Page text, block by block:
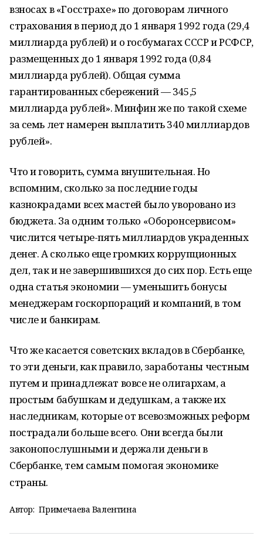
взносах в «Госстрахе» по договорам личного
страхования в период до 1 января 1992 года (29,4
миллиарда рублей) и о госбумагах СССР и РСФСР,
размещенных до 1 января 1992 года (0,84
миллиарда рублей). Общая сумма
гарантированных сбережений — 345,5
миллиарда рублей». Минфин же по такой схеме
за семь лет намерен выплатить 340 миллиардов
рублей».
Что и говорить, сумма внушительная. Но
вспомним, сколько за последние годы
казнокрадами всех мастей было уворовано из
бюджета. За одним только «Оборонсервисом»
числится четыре-пять миллиардов украденных
денег. А сколько еще громких коррупционных
дел, так и не завершившихся до сих пор. Есть еще
одна статья экономии — уменьшить бонусы
менеджерам госкорпораций и компаний, в том
числе и банкирам.
Что же касается советских вкладов в Сбербанке,
то эти деньги, как правило, заработаны честным
путем и принадлежат вовсе не олигархам, а
простым бабушкам и дедушкам, а также их
наследникам, которые от всевозможных реформ
пострадали больше всего. Они всегда были
законопослушными и держали деньги в
Сбербанке, тем самым помогая экономике
страны.
Автор: Примечаева Валентина